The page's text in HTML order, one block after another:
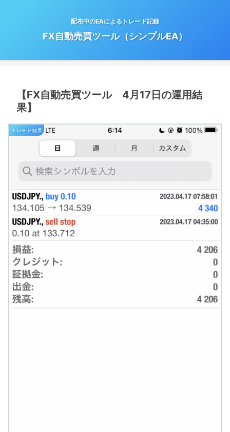
配布中のEAによるトレード記録
FX自動売買ツール（シンプルEA）
【FX自動売買ツール 4月17日の運用結
果】
トレード結果